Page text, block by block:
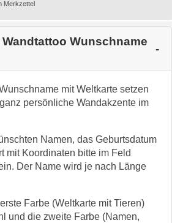
Wunschname
mit Weltkarte setzen
persönliche Wandakzente im
Namen, das Geburtsdatum
mit Koordinaten bitte im Feld
Der Name wird je nach Länge
Farbe (Weltkarte mit Tieren)
und die zweite Farbe (Namen,